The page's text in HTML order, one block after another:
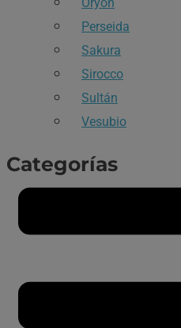
Perseida
Sakura
Sirocco
Sultán
Vesubio
Categorías